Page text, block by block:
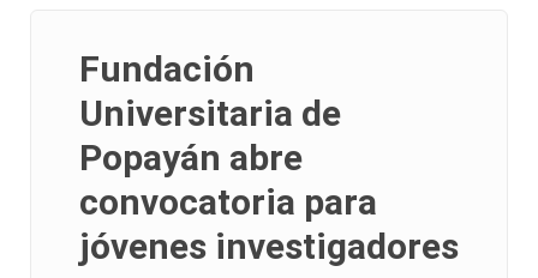
Fundación
Universitaria de
Popayán abre
convocatoria para
jóvenes investigadores